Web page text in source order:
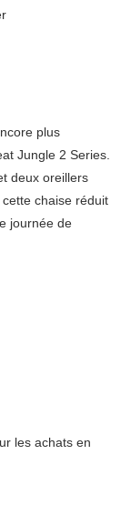
plus
Jungle 2 Series.
deux oreillers
chaise réduit
journée de
les achats en